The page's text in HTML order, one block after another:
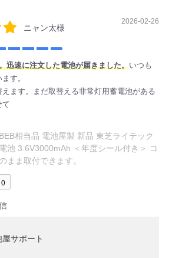
ニャン太様
2026-02-26
迅速に注文した電池が届きました。いつも
す。
ます。まだ取替える非常灯用蓄電池がある
て
相当品 電池屋製 新品 東芝ライテック
池 3.6V3000mAh ＜年度シール付き＞ コ
まま取付できます。
0
屋サポート